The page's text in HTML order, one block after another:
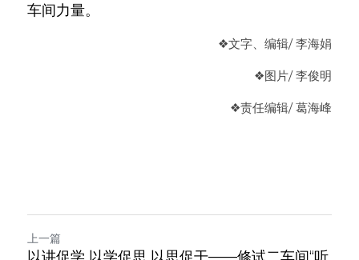
车间力量。
❖文字、编辑/ 李海娟
❖图片/ 李俊明
❖责任编辑/ 葛海峰
上一篇